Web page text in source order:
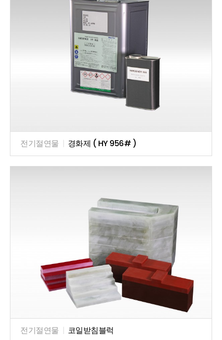
전기절연물 | 경화제 ( HY 956# )
전기절연물 | 코일받침블럭